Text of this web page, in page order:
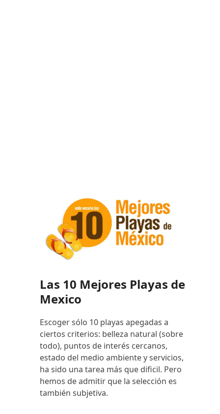
Las 10 Mejores Playas de
Mexico
Escoger sólo 10 playas apegadas a
ciertos criterios: belleza natural (sobre
todo), puntos de interés cercanos,
estado del medio ambiente y servicios,
ha sido una tarea más que dificil. Pero
hemos de admitir que la selección es
también subjetiva.